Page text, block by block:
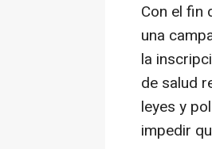
Con el fin
una
la
de salud
leyes y
impedir